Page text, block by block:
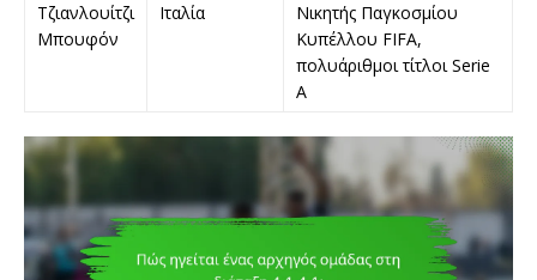
Τζιανλουίτζι
Μπουφόν
Ιταλία
Νικητής Παγκοσμίου
Κυπέλλου FIFA,
πολυάριθμοι τίτλοι Serie
A